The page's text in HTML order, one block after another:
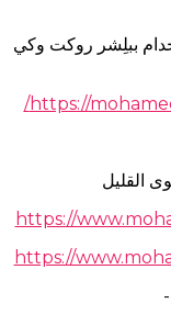
ببلِشر روكت وكي
https://
القليل
https://
https://